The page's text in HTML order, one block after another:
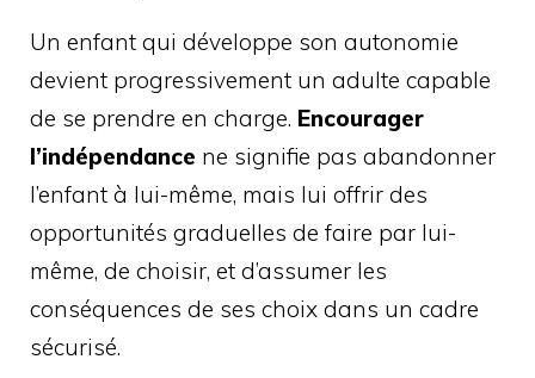
Un enfant qui développe son autonomie
devient progressivement un adulte capable
de se prendre en charge. Encourager
l’indépendance ne signifie pas abandonner
l’enfant à lui-même, mais lui offrir des
opportunités graduelles de faire par lui-
même, de choisir, et d’assumer les
conséquences de ses choix dans un cadre
sécurisé.